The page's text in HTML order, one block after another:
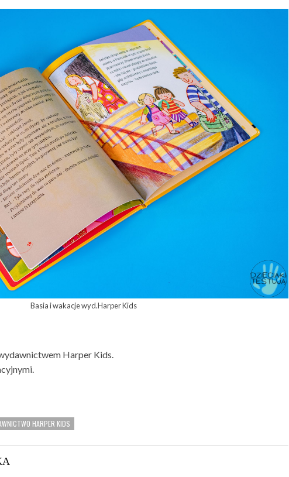
Basia i wakacje wyd.Harper Kids
Harper Kids.
HARPER KIDS